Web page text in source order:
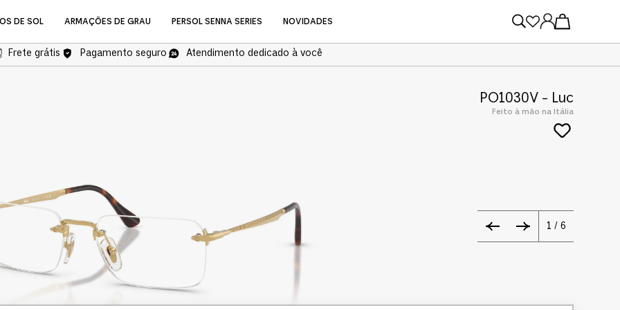
DE SOL ARMAÇÕES DE GRAU PERSOL SENNA SERIES NOVIDADES
NOVIDADES
Óculos de Grau
COMPRAR ÓCULOS DE GRAU
Frete grátis Pagamento seguro Atendimento dedicado à você
PO1030V - Luc
Feito à mão na Itália
1 / 6